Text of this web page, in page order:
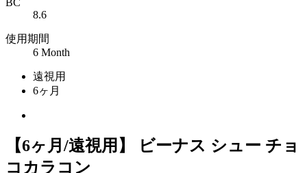
8.6
使用期間
6 Month
遠視用
6ヶ月
【6ヶ月/遠視用】 ビーナス シュー チョ
コカラコン